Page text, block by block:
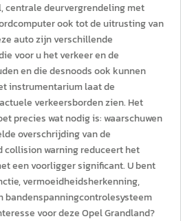
centrale deurvergrendeling met
ook tot de uitrusting van
auto zijn verschillende
voor u het verkeer en de
en die desnoods ook kunnen
instrumentarium laat de
verkeersborden zien. Het
precies wat nodig is: waarschuwen
overschrijding van de
collision warning reduceert het
een voorligger significant. U bent
vermoeidheidsherkenning,
bandenspanningcontrolesysteem
voor deze Opel Grandland?